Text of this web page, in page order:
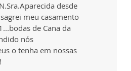
desde
meu casamento
de Cana da
nós
o tenha em nossas